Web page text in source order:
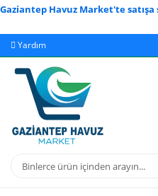
Havuz Market'te satışa
Yardım